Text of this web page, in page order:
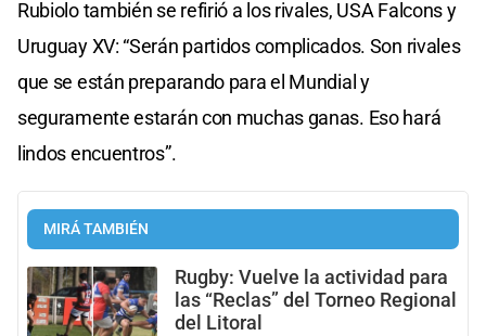
Rubiolo también se refirió a los rivales, USA Falcons y
Uruguay XV: “Serán partidos complicados. Son rivales
que se están preparando para el Mundial y
seguramente estarán con muchas ganas. Eso hará
lindos encuentros”.
MIRÁ TAMBIÉN
Rugby: Vuelve la actividad para
las “Reclas” del Torneo Regional
del Litoral